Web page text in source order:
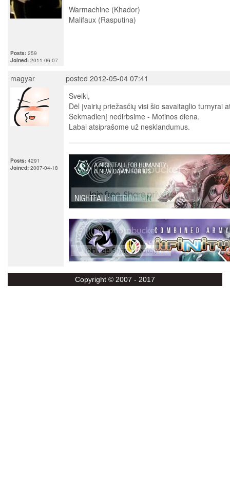
Posts: 259
Joined: 2011-06-07
Warmachine (Khador)
Malifaux (Rasputina)
magyar posted 2012-05-04 07:41
Posts: 4291
Joined: 2007-04-18
Sveiki,
Dėl įvairių priežasčių visi šio savaitaglio turnyrai
Sekmadienį nedirbsime - Motinos diena.
Labai atsiprašome už nesklandumus.
Copyright © 2007 - 2017